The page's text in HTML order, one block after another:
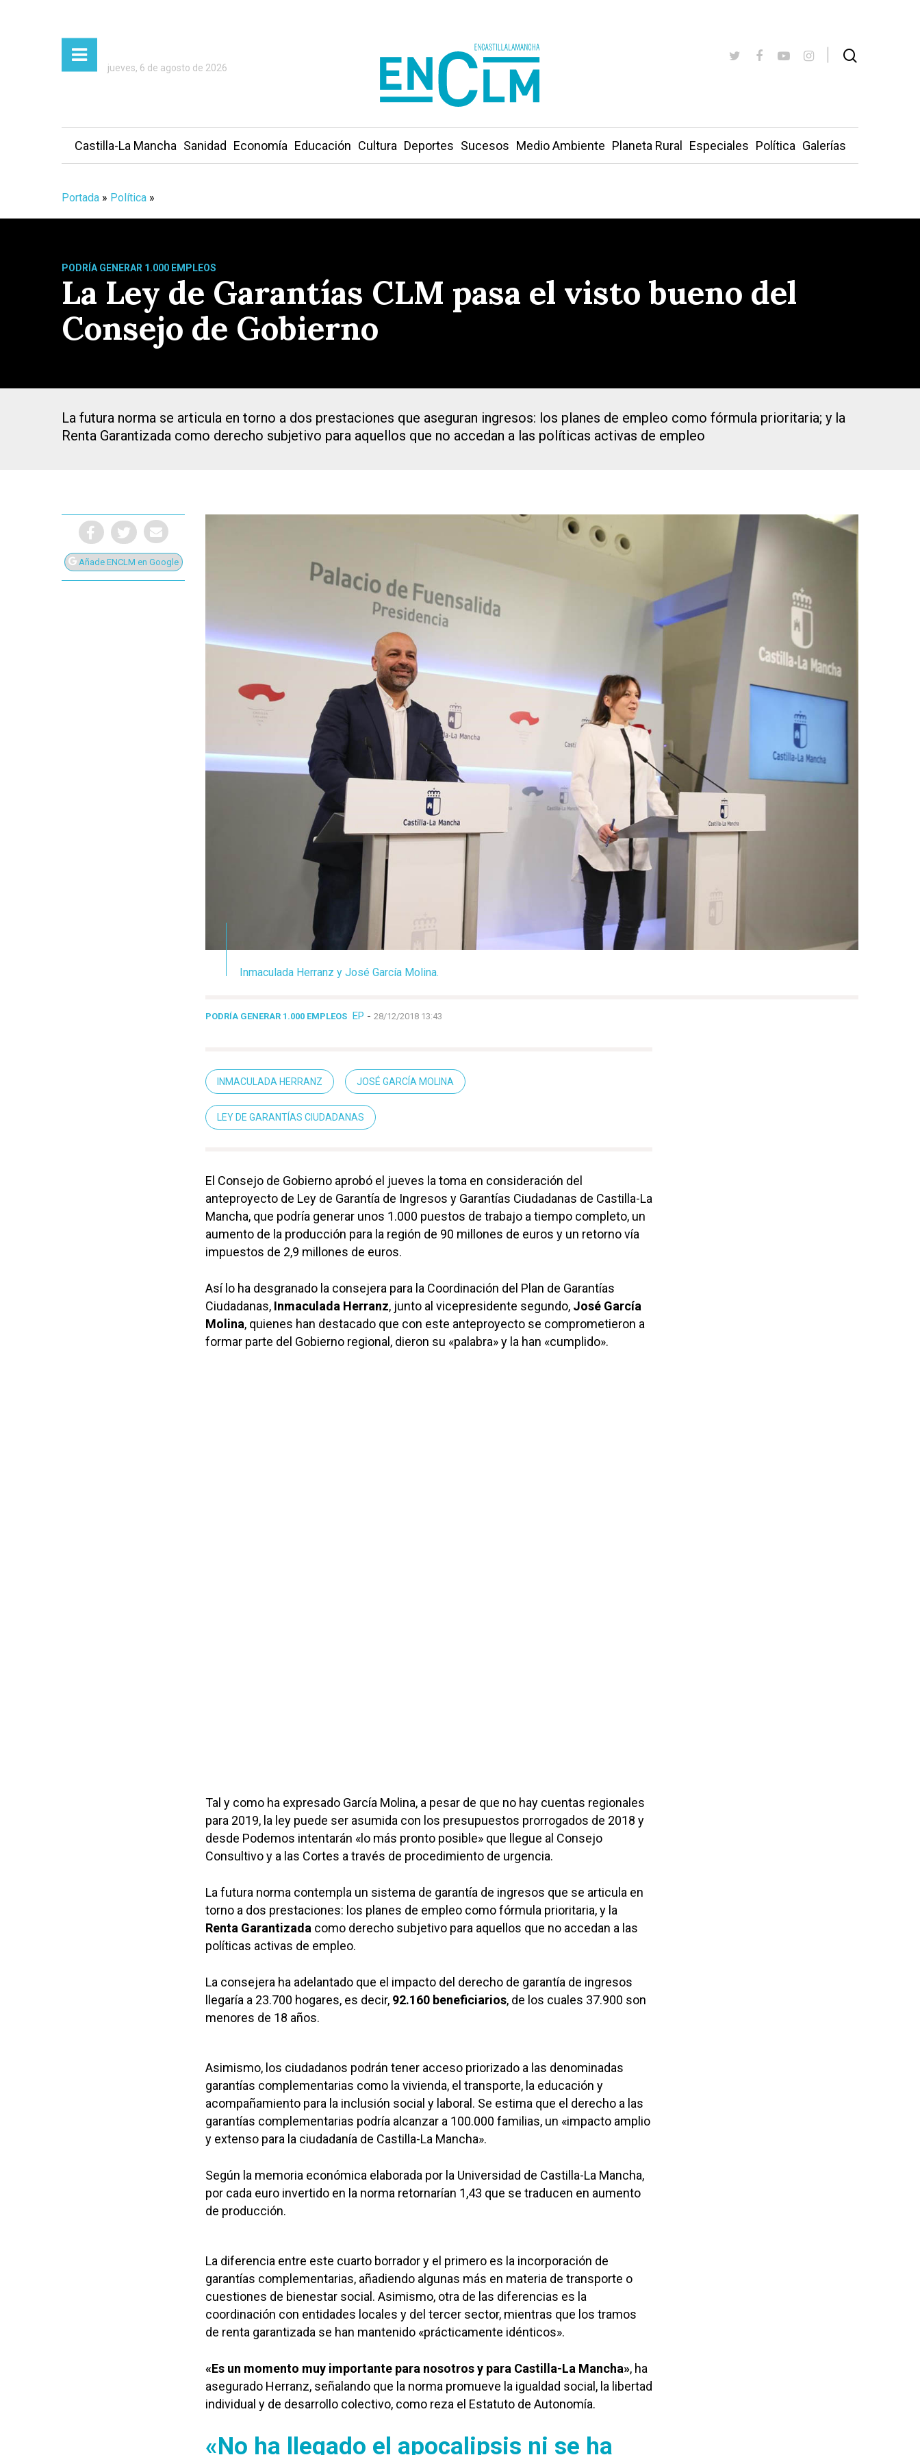
Presiona Intro para buscar o ESC para cerrar
jueves, 6 de agosto de 2026
Castilla-La Mancha Sanidad Economía Educación Cultura Deportes Sucesos Medio Ambiente Planeta Rural Especiales Política Galerías
Portada » Política »
PODRÍA GENERAR 1.000 EMPLEOS
La Ley de Garantías CLM pasa el visto bueno del
Consejo de Gobierno
La futura norma se articula en torno a dos prestaciones que aseguran ingresos: los planes de empleo como fórmula prioritaria; y la
Renta Garantizada como derecho subjetivo para aquellos que no accedan a las políticas activas de empleo
Añade ENCLM en Google
Inmaculada Herranz y José García Molina.
PODRÍA GENERAR 1.000 EMPLEOS EP - 28/12/2018 13:43
INMACULADA HERRANZ JOSÉ GARCÍA MOLINA
LEY DE GARANTÍAS CIUDADANAS
El Consejo de Gobierno aprobó el jueves la toma en consideración del
anteproyecto de Ley de Garantía de Ingresos y Garantías Ciudadanas de Castilla-La
Mancha, que podría generar unos 1.000 puestos de trabajo a tiempo completo, un
aumento de la producción para la región de 90 millones de euros y un retorno vía
impuestos de 2,9 millones de euros.
Así lo ha desgranado la consejera para la Coordinación del Plan de Garantías
Ciudadanas, Inmaculada Herranz, junto al vicepresidente segundo, José García
Molina, quienes han destacado que con este anteproyecto se comprometieron a
formar parte del Gobierno regional, dieron su «palabra» y la han «cumplido».
Tal y como ha expresado García Molina, a pesar de que no hay cuentas regionales
para 2019, la ley puede ser asumida con los presupuestos prorrogados de 2018 y
desde Podemos intentarán «lo más pronto posible» que llegue al Consejo
Consultivo y a las Cortes a través de procedimiento de urgencia.
La futura norma contempla un sistema de garantía de ingresos que se articula en
torno a dos prestaciones: los planes de empleo como fórmula prioritaria, y la
Renta Garantizada como derecho subjetivo para aquellos que no accedan a las
políticas activas de empleo.
La consejera ha adelantado que el impacto del derecho de garantía de ingresos
llegaría a 23.700 hogares, es decir, 92.160 beneficiarios, de los cuales 37.900 son
menores de 18 años.
Asimismo, los ciudadanos podrán tener acceso priorizado a las denominadas
garantías complementarias como la vivienda, el transporte, la educación y
acompañamiento para la inclusión social y laboral. Se estima que el derecho a las
garantías complementarias podría alcanzar a 100.000 familias, un «impacto amplio
y extenso para la ciudadanía de Castilla-La Mancha».
Según la memoria económica elaborada por la Universidad de Castilla-La Mancha,
por cada euro invertido en la norma retornarían 1,43 que se traducen en aumento
de producción.
La diferencia entre este cuarto borrador y el primero es la incorporación de
garantías complementarias, añadiendo algunas más en materia de transporte o
cuestiones de bienestar social. Asimismo, otra de las diferencias es la
coordinación con entidades locales y del tercer sector, mientras que los tramos
de renta garantizada se han mantenido «prácticamente idénticos».
«Es un momento muy importante para nosotros y para Castilla-La Mancha», ha
asegurado Herranz, señalando que la norma promueve la igualdad social, la libertad
individual y de desarrollo colectivo, como reza el Estatuto de Autonomía.
«No ha llegado el apocalipsis ni se ha